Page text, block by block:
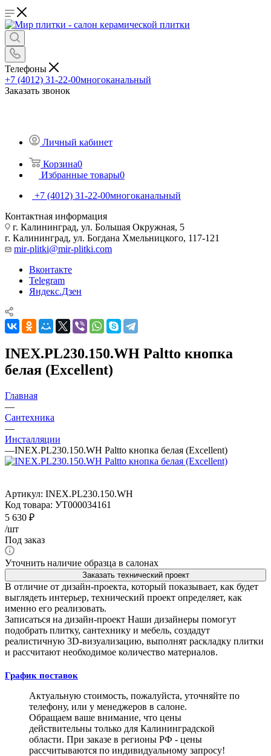
Телефоны
+7 (4012) 31-22-00многоканальный
Заказать звонок
Личный кабинет
Корзина0
Избранные товары0
+7 (4012) 31-22-00многоканальный
Контактная информация
г. Калининград, ул. Большая Окружная, 5
г. Калининград, ул. Богдана Хмельницкого, 117-121
mir-plitki@mir-plitki.com
Вконтакте
Telegram
Яндекс.Дзен
INEX.PL230.150.WH Paltto кнопка
белая (Excellent)
Главная
—
Сантехника
—
Инсталляции
—INEX.PL230.150.WH Paltto кнопка белая (Excellent)
Артикул: INEX.PL230.150.WH
Код товара: УТ000034161
5 630 ₽
/шт
Под заказ
Уточнить наличие образца в салонах
Заказать технический проект
В отличие от дизайн-проекта, который показывает, как будет
выглядеть интерьер, технический проект определяет, как
именно его реализовать.
Записаться на дизайн-проект Наши дизайнеры помогут
подобрать плитку, сантехнику и мебель, создадут
реалистичную 3D-визуализацию, выполнят раскладку плитки
и рассчитают необходимое количество материалов.
График поставок
Актуальную стоимость, пожалуйста, уточняйте по
телефону, или у менеджеров в салоне.
Обращаем ваше внимание, что цены
действительны только для Калининградской
области. При заказе в регионы РФ - цены
рассчитываются по индивидуальному запросу!